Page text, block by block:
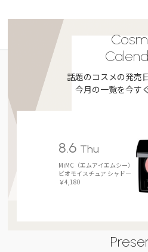
話題のコスメの発売
今月の一覧を今す
8.6 Thu
MiMC（エムアイエムシー）
ビオモイスチュア シャドー
￥4,180